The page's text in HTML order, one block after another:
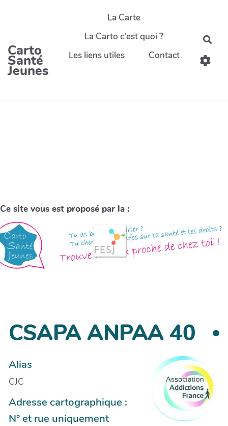
Carto
Santé
Jeunes
La Carte
La Carto c'est quoi ?
Les liens utiles
Contact
Ce site vous est proposé par la :
CSAPA ANPAA 40
Alias
CJC
Adresse cartographique :
N° et rue uniquement